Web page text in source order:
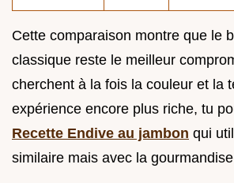
Cette comparaison montre que le
classique reste le meilleur
cherchent à la fois la couleur et la
expérience encore plus riche, tu
Recette Endive au jambon qui
similaire mais avec la